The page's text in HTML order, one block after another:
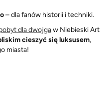
– dla fanów historii i techniki.
dla dwojgaw Niebieski Art
cieszyć się luksusem,
miasta!